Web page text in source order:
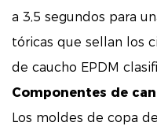
a 3,5 segundos para
tóricas que sellan los
de caucho EPDM
Componentes de
Los moldes de copa